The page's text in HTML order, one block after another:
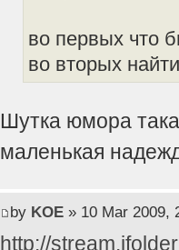
во первых что
во вторых
Шутка юмора
маленькая
by KOE» 10 Mar 2009,
http://